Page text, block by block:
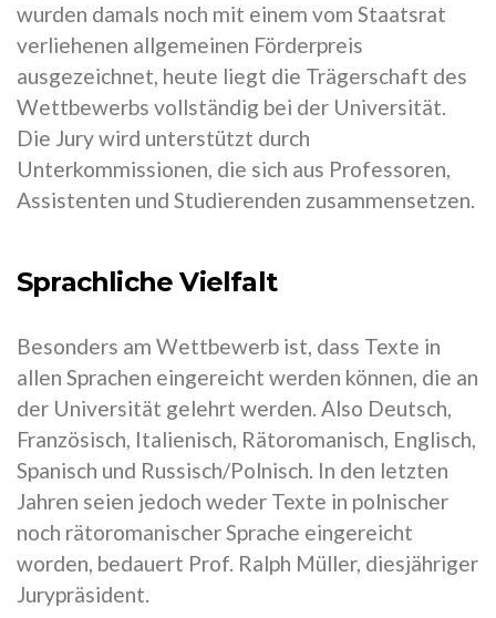
wurden damals noch mit einem vom Staatsrat
verliehenen allgemeinen Förderpreis
ausgezeichnet, heute liegt die Trägerschaft des
Wettbewerbs vollständig bei der Universität.
Die Jury wird unterstützt durch
Unterkommissionen, die sich aus Professoren,
Assistenten und Studierenden zusammensetzen.
Sprachliche Vielfalt
Besonders am Wettbewerb ist, dass Texte in
allen Sprachen eingereicht werden können, die an
der Universität gelehrt werden. Also Deutsch,
Französisch, Italienisch, Rätoromanisch, Englisch,
Spanisch und Russisch/Polnisch. In den letzten
Jahren seien jedoch weder Texte in polnischer
noch rätoromanischer Sprache eingereicht
worden, bedauert Prof. Ralph Müller, diesjähriger
Jurypräsident.